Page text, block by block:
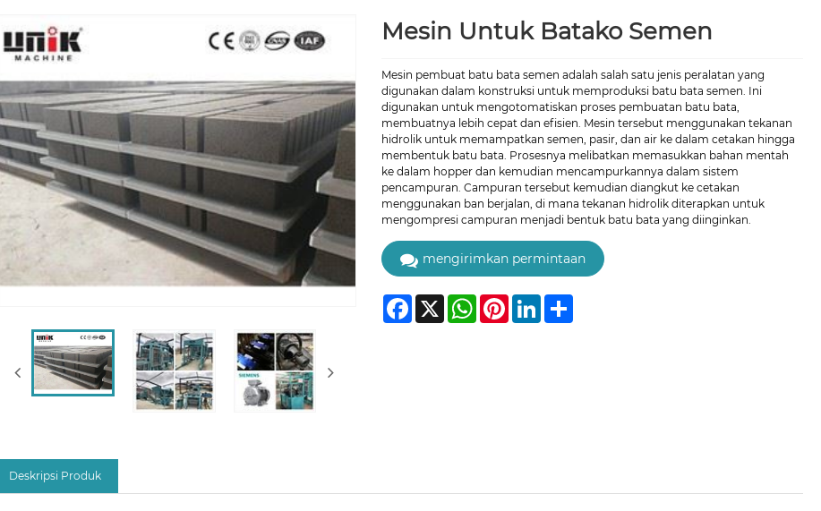
Mesin Untuk Batako Semen
Mesin pembuat batu bata semen adalah salah satu jenis peralatan yang
digunakan dalam konstruksi untuk memproduksi batu bata semen. Ini
digunakan untuk mengotomatiskan proses pembuatan batu bata,
membuatnya lebih cepat dan efisien. Mesin tersebut menggunakan tekanan
hidrolik untuk memampatkan semen, pasir, dan air ke dalam cetakan hingga
membentuk batu bata. Prosesnya melibatkan memasukkan bahan mentah
ke dalam hopper dan kemudian mencampurkannya dalam sistem
pencampuran. Campuran tersebut kemudian diangkut ke cetakan
menggunakan ban berjalan, di mana tekanan hidrolik diterapkan untuk
mengompresi campuran menjadi bentuk batu bata yang diinginkan.
mengirimkan permintaan
Facebook
X WhatsAppPinterestLinkedInShare
Deskripsi Produk